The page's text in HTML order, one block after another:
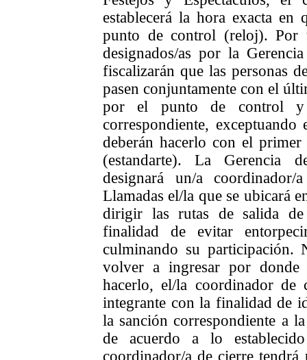
establecerá la hora exacta en
punto de control (reloj). Por
designados/as por la
fiscalizarán que las personas
pasen conjuntamente con el
por el punto de control
correspondiente,
deberán hacerlo con el
(estandarte). La Gerencia
designará un/a
Llamadas el/la que se ubicará
dirigir las rutas de salida
finalidad de evitar
culminando su participación.
volver a ingresar por donde
hacerlo, el/la coordinador
integrante con la finalidad de
la sanción correspondiente a
de acuerdo a lo
coordinador/a de cierre